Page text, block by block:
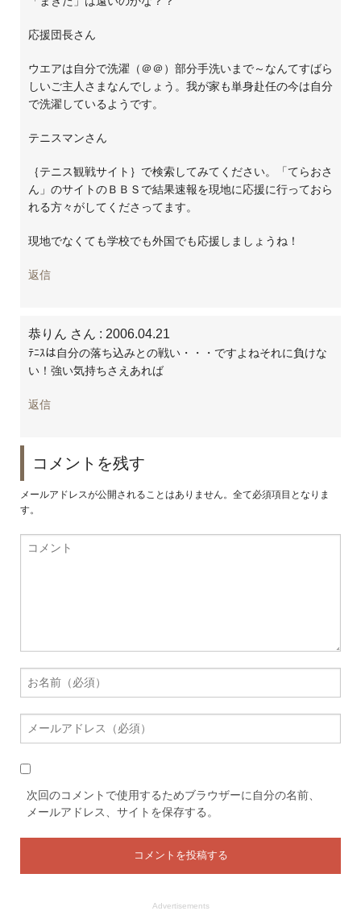
応援団長さん
ウエアは自分で洗濯（＠＠）部分手洗いまで～なんてすばら
しいご主人さまなんでしょう。我が家も単身赴任の今は自分
で洗濯しているようです。
テニスマンさん
｛テニス観戦サイト｝で検索してみてください。「てらおさ
ん」のサイトのＢＢＳで結果速報を現地に応援に行っておら
れる方々がしてくださってます。
現地でなくても学校でも外国でも応援しましょうね！
返信
恭りん さん : 2006.04.21
ﾃﾆｽは自分の落ち込みとの戦い・・・ですよねそれに負けな
い！強い気持ちさえあれば
返信
コメントを残す
メールアドレスが公開されることはありません。全て必須項目となりま
す。
次回のコメントで使用するためブラウザーに自分の名前、
メールアドレス、サイトを保存する。
Advertisements